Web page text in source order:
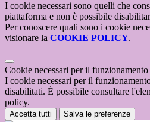
I cookie necessari sono quelli che
piattaforma e non è possibile
Per conoscere quali sono i cookie
visionare la COOKIE POLICY.
Cookie necessari per il funzionamento
I cookie necessari per il
disabilitati. È possibile consultare
policy.
Accetta tutti Salva le preferenze